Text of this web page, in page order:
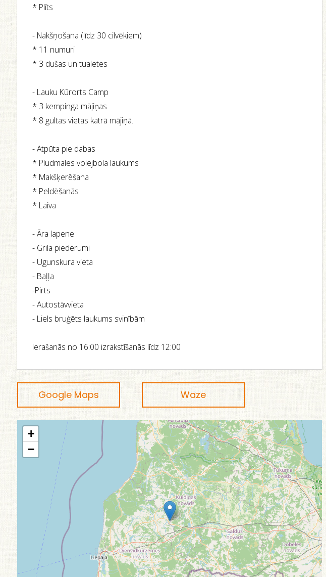
* Plīts
- Nakšņošana (līdz 30 cilvēkiem)
* 11 numuri
* 3 dušas un tualetes
- Lauku Kūrorts Camp
* 3 kempinga mājiņas
* 8 gultas vietas katrā mājiņā.
- Atpūta pie dabas
* Pludmales volejbola laukums
* Makšķerēšana
* Peldēšanās
* Laiva
- Āra lapene
- Grila piederumi
- Ugunskura vieta
- Baļļa
-Pirts
- Autostāvvieta
- Liels bruģēts laukums svinībām
Ierašanās no 16:00 izrakstīšanās līdz 12:00
Google Maps Waze
+
−